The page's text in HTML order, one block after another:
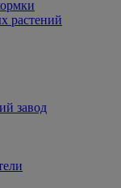
растений
завод